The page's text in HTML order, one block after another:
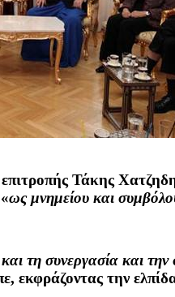
Τάκης
ως μνημείου και
τη συνεργασία και
εκφράζοντας την